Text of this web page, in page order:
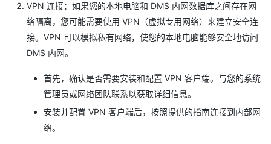
VPN 连接：如果您的本地电脑和 DMS 内网数据库之间存在网
络隔离，您可能需要使用 VPN（虚拟专用网络）来建立安全连
接。VPN 可以模拟私有网络，使您的本地电脑能够安全地访问
DMS 内网。
首先，确认是否需要安装和配置 VPN 客户端。与您的系统
管理员或网络团队联系以获取详细信息。
安装并配置 VPN 客户端后，按照提供的指南连接到内部网
络。